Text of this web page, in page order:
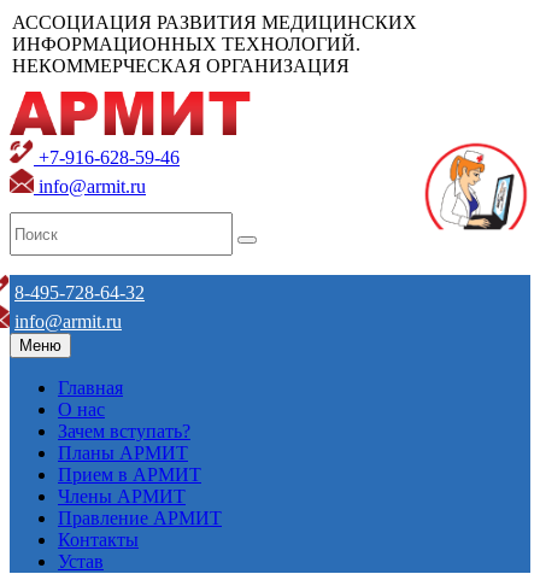
АССОЦИАЦИЯ РАЗВИТИЯ МЕДИЦИНСКИХ
ИНФОРМАЦИОННЫХ ТЕХНОЛОГИЙ.
НЕКОММЕРЧЕСКАЯ ОРГАНИЗАЦИЯ
+7-916-628-59-46
info@armit.ru
8-495-728-64-32
info@armit.ru
Меню
Главная
О нас
Зачем вступать?
Планы АРМИТ
Прием в АРМИТ
Члены АРМИТ
Правление АРМИТ
Контакты
Устав